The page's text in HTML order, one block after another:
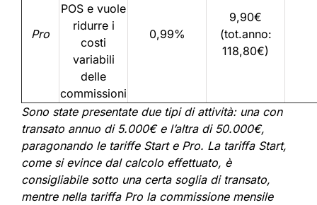
Pro
POS e vuole
ridurre i
costi
variabili
delle
commissioni
0,99%
9,90€
(tot.anno:
118,80€)
Sono state presentate due tipi di attività: una con
transato annuo di 5.000€ e l’altra di 50.000€,
paragonando le tariffe Start e Pro. La tariffa Start,
come si evince dal calcolo effettuato, è
consigliabile sotto una certa soglia di transato,
mentre nella tariffa Pro la commissione mensile